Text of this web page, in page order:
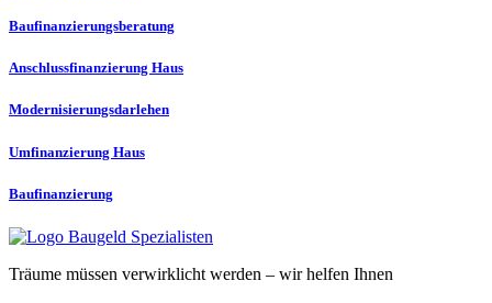
Baufinanzierungs­­beratung
Anschlussfinanzierung Haus
Modernisierungs­darlehen
Umfinanzierung Haus
Baufinanzierung
Träume müssen verwirklicht werden – wir helfen Ihnen